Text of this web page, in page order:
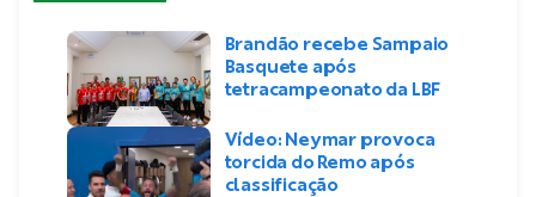
Brandão recebe Sampaio
Basquete após
tetracampeonato da LBF
Vídeo: Neymar provoca
torcida do Remo após
classificação